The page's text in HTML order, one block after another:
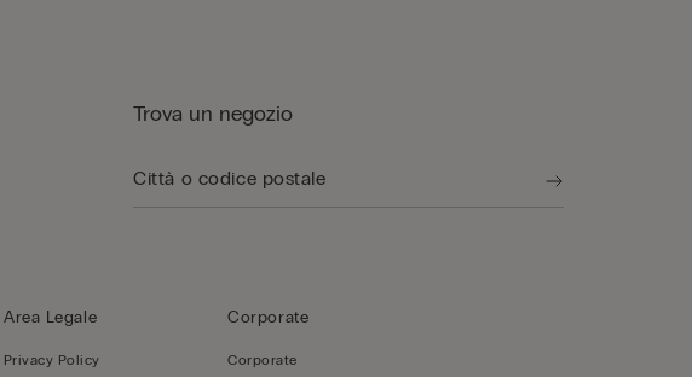
Trova un negozio
Area Legale
Privacy Policy
Corporate
Corporate